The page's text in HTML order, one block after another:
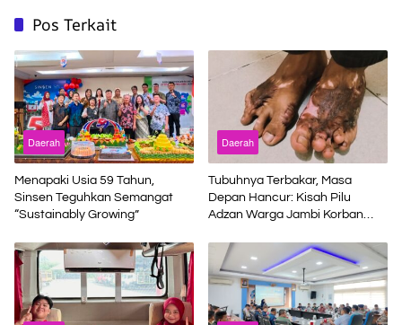
Pos Terkait
Daerah
Menapaki Usia 59 Tahun,
Sinsen Teguhkan Semangat
“Sustainably Growing”
Daerah
Tubuhnya Terbakar, Masa
Depan Hancur: Kisah Pilu
Adzan Warga Jambi Korban